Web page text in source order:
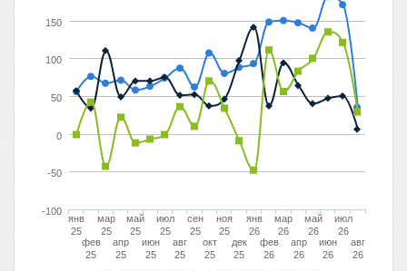
янв
25
фев
25
мар
25
апр
25
май
25
июн
25
июл
25
авг
25
сен
25
окт
25
ноя
25
дек
25
янв
26
фев
26
мар
26
апр
26
май
26
июн
26
июл
26
авг
26
-100
-50
0
50
100
150